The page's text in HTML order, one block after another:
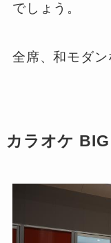
でしょう。
全席、和モダン
カラオケ BIG